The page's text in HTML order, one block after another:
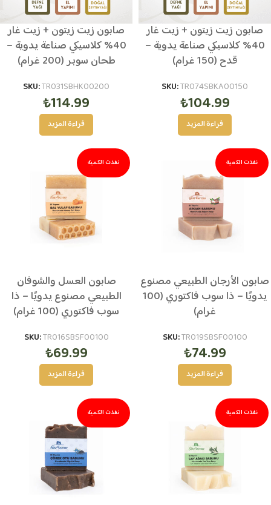
صابون زيت زيتون + زيت غار
40% كلاسيكي صناعة يدوية –
قدح (150 غرام)
SKU:TR074SBKA00150
₺104.99
قراءة المزيد
صابون زيت زيتون + زيت غار
40% كلاسيكي صناعة يدوية –
طحان سوبر (200 غرام)
SKU:TR031SBHK00200
₺114.99
قراءة المزيد
نفذت الكمية
صابون الأرجان الطبيعي مصنوع
يدويًا – ذا سوب فاكتوري (100
غرام)
SKU:TR019SBSF00100
₺74.99
قراءة المزيد
نفذت الكمية
صابون العسل والشوفان
الطبيعي مصنوع يدويًا – ذا
سوب فاكتوري (100 غرام)
SKU:TR016SBSF00100
₺69.99
قراءة المزيد
نفذت الكمية نفذت الكمية